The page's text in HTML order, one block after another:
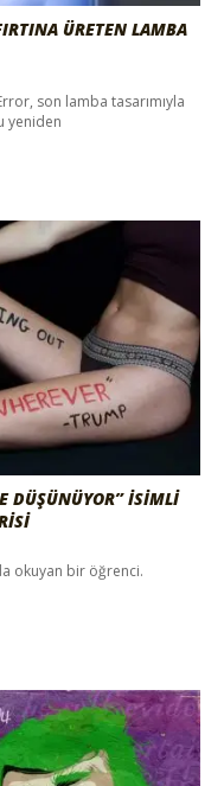
ÜRETEN LAMBA
son lamba tasarımıyla
yeniden
DÜŞÜNÜYOR” İSİMLİ
okuyan bir öğrenci.